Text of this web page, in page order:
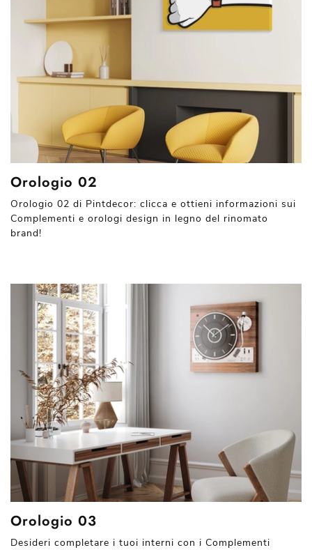
Orologio 02
Orologio 02 di Pintdecor: clicca e ottieni informazioni sui
Complementi e orologi design in legno del rinomato
brand!
Orologio 03
Desideri completare i tuoi interni con i Complementi